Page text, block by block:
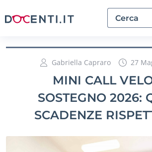
Gabriella Capraro 27
MINI CALL
SOSTEGNO 2026:
SCADENZE